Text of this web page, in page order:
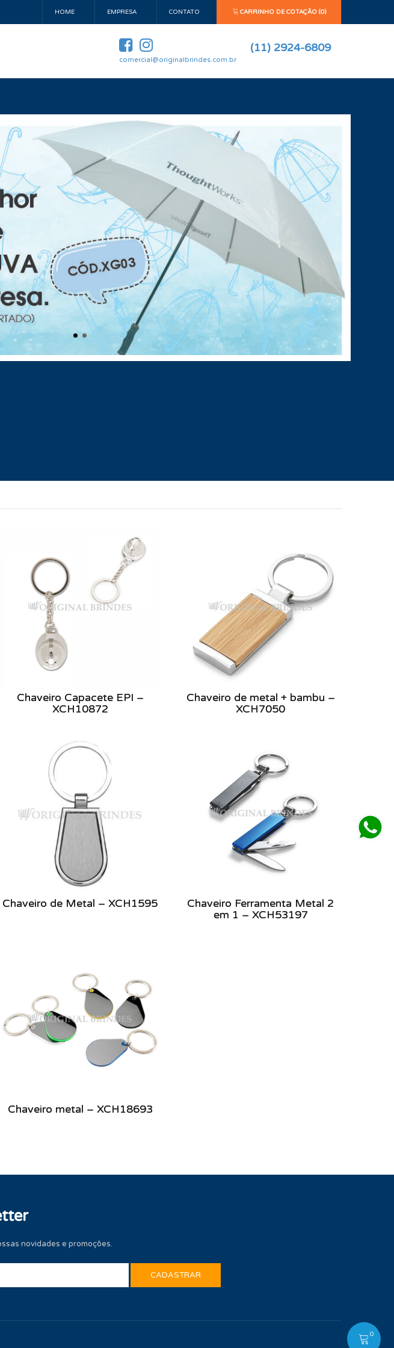
HOME EMPRESA CONTATO CARRINHO DE COTAÇÃO (0)
comercial@originalbrindes.com.br
(11) 2924-6809
0
Chaveiro Capacete EPI –
XCH10872
Chaveiro de metal + bambu –
XCH7050
Chaveiro de Metal – XCH1595
Chaveiro Ferramenta Metal 2
em 1 – XCH53197
Chaveiro metal – XCH18693
novidades e promoções.